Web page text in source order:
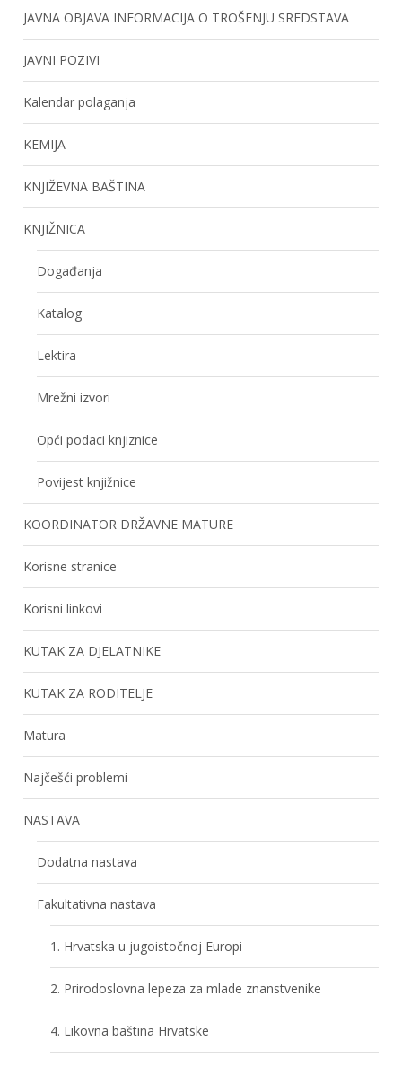
JAVNA OBJAVA INFORMACIJA O TROŠENJU SREDSTAVA
JAVNI POZIVI
Kalendar polaganja
KEMIJA
KNJIŽEVNA BAŠTINA
KNJIŽNICA
Događanja
Katalog
Lektira
Mrežni izvori
Opći podaci knjiznice
Povijest knjižnice
KOORDINATOR DRŽAVNE MATURE
Korisne stranice
Korisni linkovi
KUTAK ZA DJELATNIKE
KUTAK ZA RODITELJE
Matura
Najčešći problemi
NASTAVA
Dodatna nastava
Fakultativna nastava
1. Hrvatska u jugoistočnoj Europi
2. Prirodoslovna lepeza za mlade znanstvenike
4. Likovna baština Hrvatske